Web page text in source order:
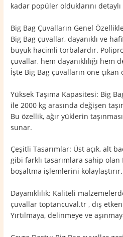
kadar popüler olduklarını
Big Bag Çuvalların Genel
Big Bag çuvallar, dayanıklı ve
büyük hacimli torbalardır.
çuvallar, hem dayanıklılığı hem
İşte Big Bag çuvalların öne
Yüksek Taşıma Kapasitesi: Big
ile 2000 kg arasında değişen
Bu özellik, ağır yüklerin
sunar.
Çeşitli Tasarımlar: Üst açık, alt
gibi farklı tasarımlara sahip olan
boşaltma işlemlerini kolaylaştırır.
Dayanıklılık: Kaliteli
çuvallar toptancuval.tr , dış
Yırtılmaya, delinmeye ve